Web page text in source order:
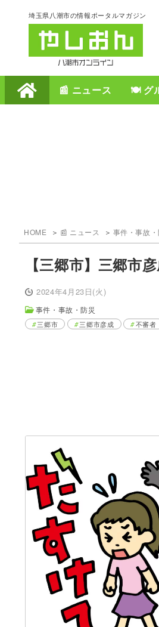
埼玉県八潮市の情報ポータルマガジン
📰 ニュース 🍽️ グ
HOME 📰 ニュース 事件・事故・
【三郷市】三郷市
2024年4月23日(火)
事件・事故・防災
三郷市 三郷市彦成 不審者